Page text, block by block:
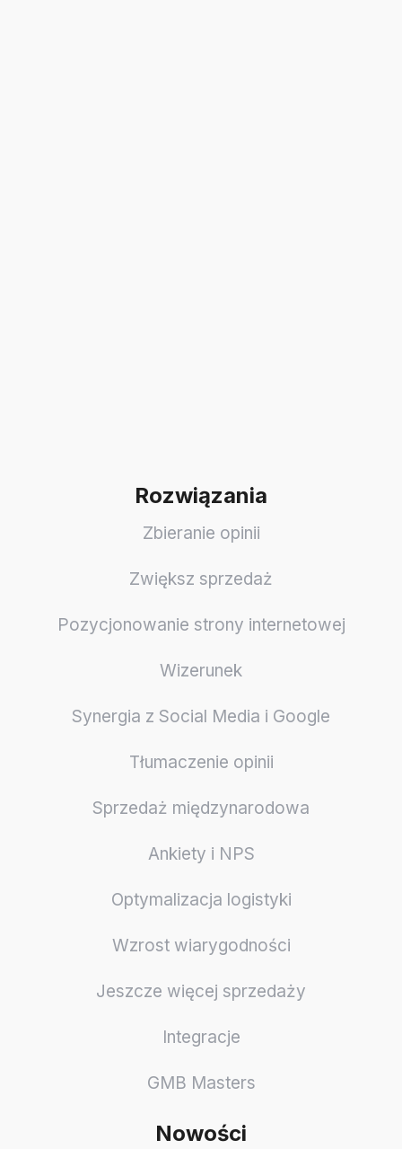
Rozwiązania
Zbieranie opinii
Zwiększ sprzedaż
Pozycjonowanie strony internetowej
Wizerunek
Synergia z Social Media i Google
Tłumaczenie opinii
Sprzedaż międzynarodowa
Ankiety i NPS
Optymalizacja logistyki
Wzrost wiarygodności
Jeszcze więcej sprzedaży
Integracje
GMB Masters
Nowości